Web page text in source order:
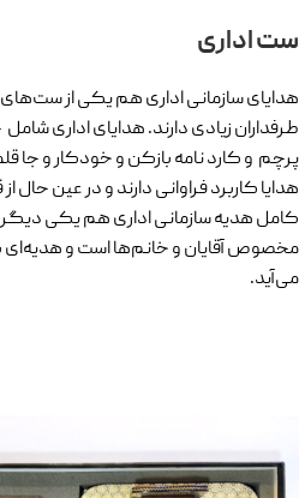
ست اداری
هدایای سازمانی اداری هم یکی از
طرفداران زیادی دارند. هدایای اداری
پرچم و کارد نامه بازکن و خودکار و جا
هدایا کاربرد فراوانی دارند و در عین
کامل هدیه سازمانی اداری هم یکی دیگر
مخصوص آقایان و خانم‌ها است و
می‌آید.